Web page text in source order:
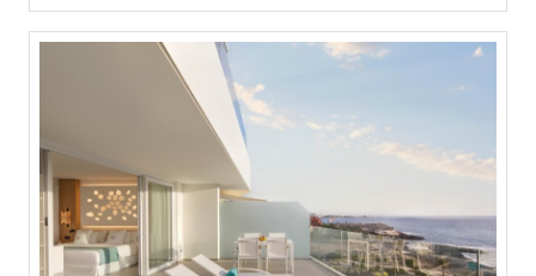
Safe: ohne Gebühr
Sitzecke, Sofa, Schreibtisch
Küche, Kühlschrank: ohne Gebühr, Backofen,
Kochplatte, Mikrowelle, Kaffeemaschine,
Wasserkocher, Esstisch
Telefon, Internet: WLAN/WiFi: ohne Gebühr,
Fernseher: Flatscreen, im Wohnbereich, im